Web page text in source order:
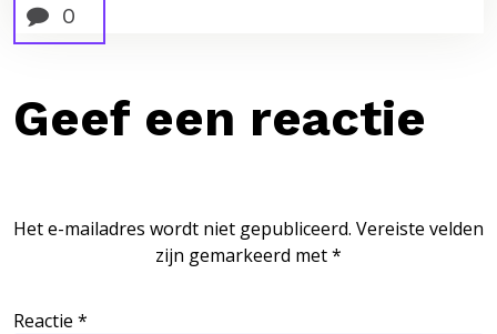
0
Geef een reactie
Het e-mailadres wordt niet gepubliceerd. Vereiste velden
zijn gemarkeerd met*
Reactie *